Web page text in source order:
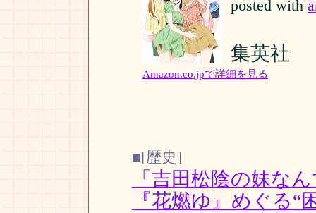
posted with
集英社
Amazon.co.jpで詳細を見る
■[歴史]
「吉田松陰の妹な
『花燃ゆ』めぐる“